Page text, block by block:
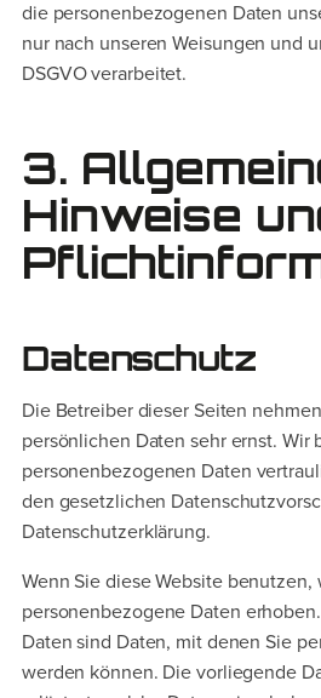
die personenbezogenen Daten
nur nach unseren Weisungen und
DSGVO verarbeitet.
3.
Hinweise
Datenschutz
Die Betreiber dieser Seiten
persönlichen Daten sehr ernst. Wir
personenbezogenen Daten
den gesetzlichen
Datenschutzerklärung.
Wenn Sie diese Website
personenbezogene Daten
Daten sind Daten, mit denen Sie
werden können. Die vorliegende